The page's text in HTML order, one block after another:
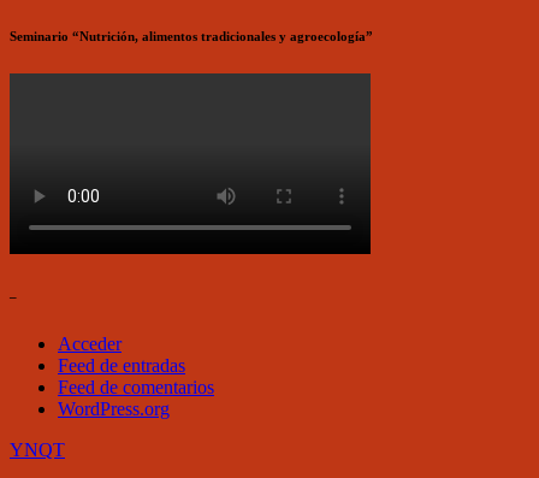
Seminario “Nutrición, alimentos tradicionales y agroecología”
–
Acceder
Feed de entradas
Feed de comentarios
WordPress.org
YNQT